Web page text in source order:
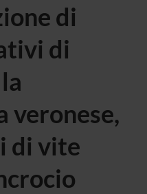
di
di
di vite